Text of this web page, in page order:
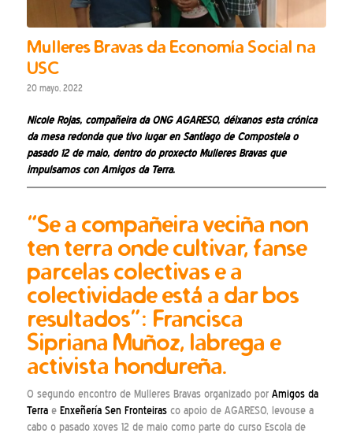
Mulleres Bravas da Economía Social na
USC
20 mayo, 2022
Nicole Rojas, compañeira da ONG AGARESO, déixanos esta crónica
da mesa redonda que tivo lugar en Santiago de Compostela o
pasado 12 de maio, dentro do proxecto Mulleres Bravasque
impulsamos con Amigos da Terra.
“Se a compañeira veciña non
ten terra onde cultivar, fanse
parcelas colectivas e a
colectividade está a dar bos
resultados”: Francisca
Sipriana Muñoz, labrega e
activista hondureña.
O segundo encontro de Mulleres Bravas organizado por Amigos da
Terra eEnxeñería Sen Fronteirasco apoio de AGARESO, levouse a
cabo o pasado xoves 12 de maio como parte do curso Escola de